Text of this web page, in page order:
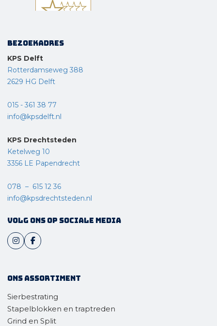
Bezoekadres
KPS Delft
Rotterdamseweg 388
2629 HG Delft
015 - 361 38 77
info@kpsdelft.nl
KPS Drechtsteden
Ketelweg 10
3356 LE Papendrecht
078 – 615 12 36
info@kpsdrechtsteden.nl
Volg ons op sociale media
Ons assortiment
Sierbestrating
Stapelblokken en traptreden
Grind en Split